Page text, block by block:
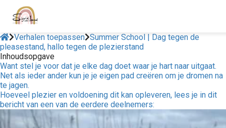
Verhalen toepassen Summer School | Dag tegen de
pleasestand, hallo tegen de plezierstand
Inhoudsopgave
Want stel je voor dat je elke dag doet waar je hart naar uitgaat.
Net als ieder ander kun je je eigen pad creëren om je dromen na
te jagen.
Hoeveel plezier en voldoening dit kan opleveren, lees je in dit
bericht van een van de eerdere deelnemers: